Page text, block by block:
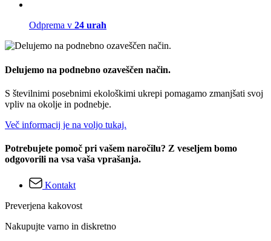
Odprema v 24 urah
Delujemo na podnebno ozaveščen način.
S številnimi posebnimi ekološkimi ukrepi pomagamo zmanjšati svoj
vpliv na okolje in podnebje.
Več informacij je na voljo tukaj.
Potrebujete pomoč pri vašem naročilu? Z veseljem bomo
odgovorili na vsa vaša vprašanja.
Kontakt
Preverjena kakovost
Nakupujte varno in diskretno